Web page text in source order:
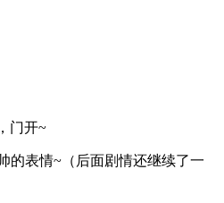
门开~
的表情~（后面剧情还继续了一